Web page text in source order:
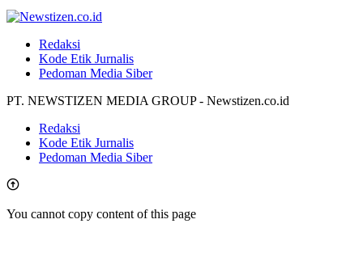
Redaksi
Kode Etik Jurnalis
Pedoman Media Siber
PT. NEWSTIZEN MEDIA GROUP - Newstizen.co.id
Redaksi
Kode Etik Jurnalis
Pedoman Media Siber
You cannot copy content of this page